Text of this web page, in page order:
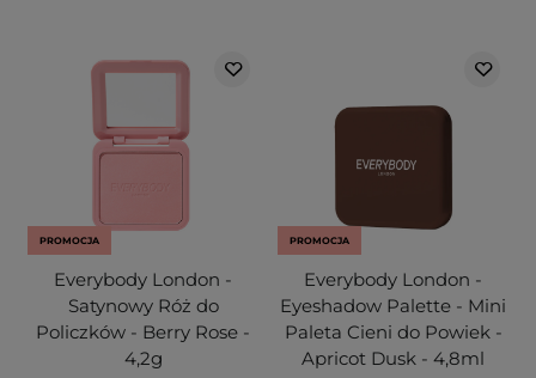
PROMOCJA
Everybody London -
Satynowy Róż do
Policzków - Berry Rose -
4,2g
PROMOCJA
Everybody London -
Eyeshadow Palette - Mini
Paleta Cieni do Powiek -
Apricot Dusk - 4,8ml